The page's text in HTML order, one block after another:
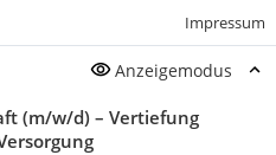
Impressum
Anzeigemodus
(m/w/d) – Vertiefung